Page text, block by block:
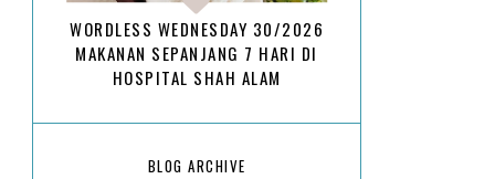
WORDLESS WEDNESDAY 30/2026
MAKANAN SEPANJANG 7 HARI DI
HOSPITAL SHAH ALAM
BLOG ARCHIVE